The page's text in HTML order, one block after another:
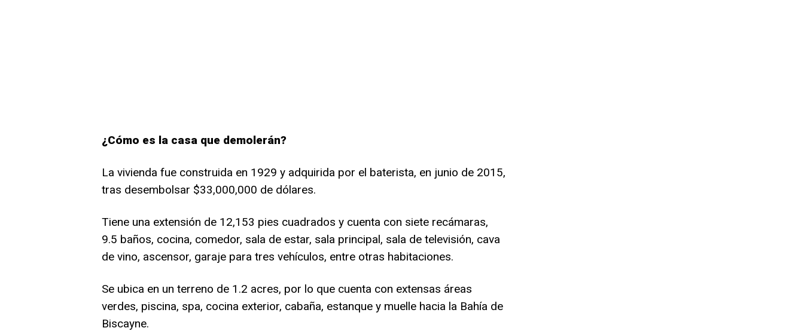
¿Cómo es la casa que demolerán?
La vivienda fue construida en 1929 y adquirida por el baterista, en junio de 2015,
tras desembolsar $33,000,000 de dólares.
Tiene una extensión de 12,153 pies cuadrados y cuenta con siete recámaras,
9.5 baños, cocina, comedor, sala de estar, sala principal, sala de televisión, cava
de vino, ascensor, garaje para tres vehículos, entre otras habitaciones.
Se ubica en un terreno de 1.2 acres, por lo que cuenta con extensas áreas
verdes, piscina, spa, cocina exterior, cabaña, estanque y muelle hacia la Bahía de
Biscayne.